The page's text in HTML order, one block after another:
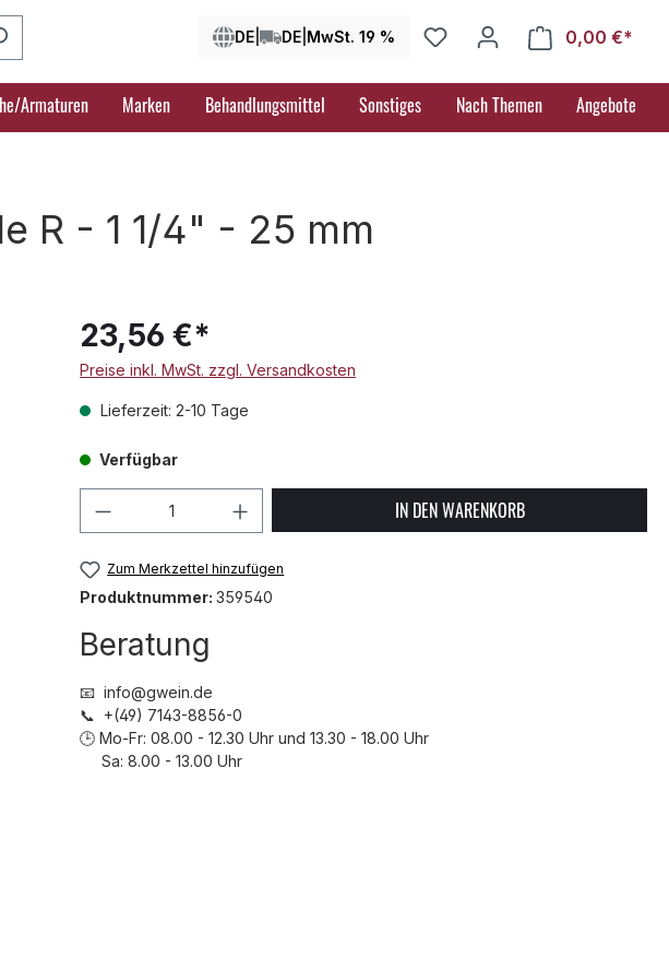
DE DE MwSt. 19 % 0,00 €*
Armaturen Marken Behandlungsmittel Sonstiges Nach Themen Angebote
R - 1 1/4" - 25 mm
23,56 €*
Preise inkl. MwSt. zzgl. Versandkosten
Lieferzeit: 2-10 Tage
Verfügbar
Produkt Anzahl: Gib den gewünschten Wert
IN DEN WARENKORB
Zum Merkzettel hinzufügen
Produktnummer: 359540
Beratung
📧 info@gwein.de
📞 +(49) 7143-8856-0
🕒 Mo-Fr: 08.00 - 12.30 Uhr und 13.30 - 18.00 Uhr
Sa: 8.00 - 13.00 Uhr